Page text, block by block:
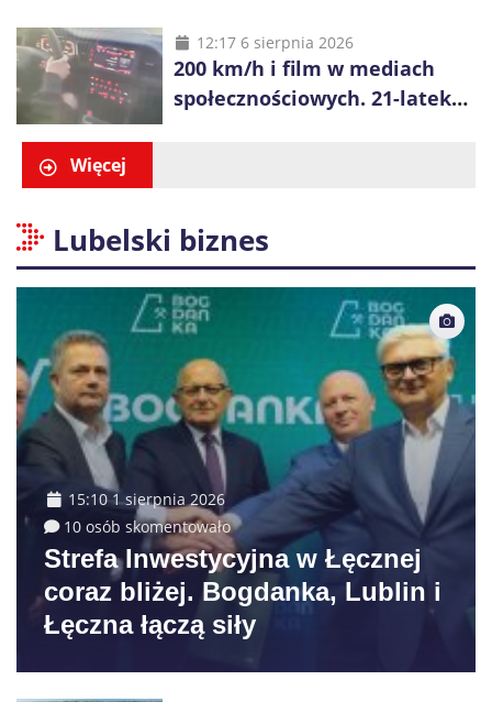
12:17 6 sierpnia 2026
200 km/h i film w mediach
społecznościowych. 21-latek
Więcej
Lubelski biznes
15:10 1 sierpnia 2026
10 osób skomentowało
Strefa Inwestycyjna w Łęcznej
coraz bliżej. Bogdanka, Lublin i
Łęczna łączą siły